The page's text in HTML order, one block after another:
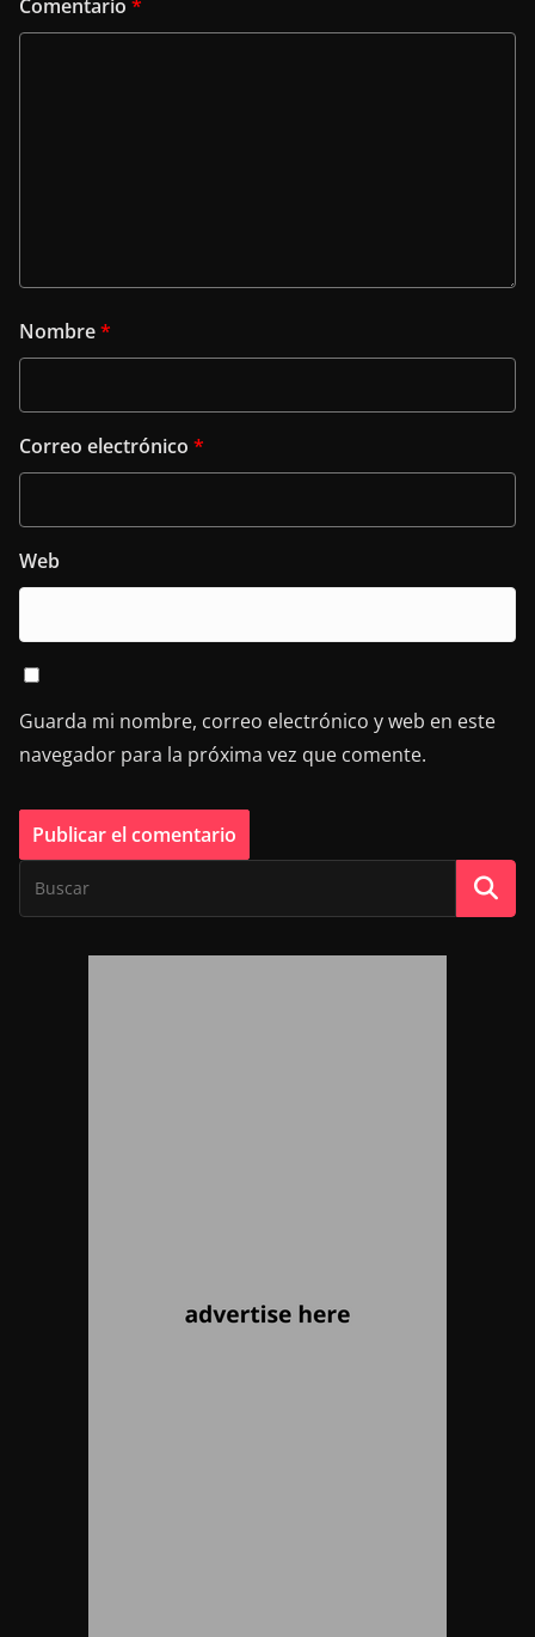
Comentario *
Nombre*
Correo electrónico *
Web
Guarda mi nombre, correo electrónico y web en este
navegador para la próxima vez que comente.